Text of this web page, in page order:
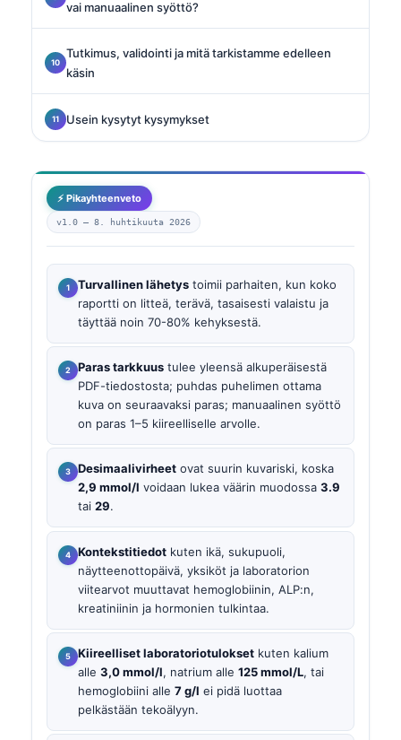
vai manuaalinen syöttö?
Tutkimus, validointi ja mitä tarkistamme edelleen
käsin
Usein kysytyt kysymykset
⚡ Pikayhteenveto
v1.0 — 8. huhtikuuta 2026
Turvallinen lähetys toimii parhaiten, kun koko
raportti on litteä, terävä, tasaisesti valaistu ja
täyttää noin 70-80% kehyksestä.
Paras tarkkuus tulee yleensä alkuperäisestä
PDF-tiedostosta; puhdas puhelimen ottama
kuva on seuraavaksi paras; manuaalinen syöttö
on paras 1–5 kiireelliselle arvolle.
Desimaalivirheet ovat suurin kuvariski, koska
2,9 mmol/l voidaan lukea väärin muodossa 3.9
tai 29.
Kontekstitiedot kuten ikä, sukupuoli,
näytteenottopäivä, yksiköt ja laboratorion
viitearvot muuttavat hemoglobiinin, ALP:n,
kreatiniinin ja hormonien tulkintaa.
Kiireelliset laboratoriotulokset kuten kalium
alle 3,0 mmol/l, natrium alle 125 mmol/L, tai
hemoglobiini alle 7 g/l ei pidä luottaa
pelkästään tekoälyyn.